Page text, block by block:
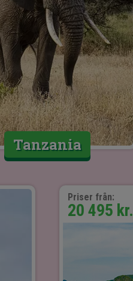
Tanzania
Priser från:
20 495 kr.